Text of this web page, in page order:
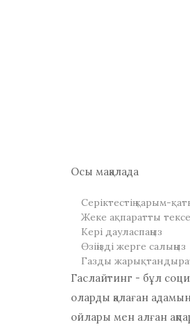
Осы мақалада
Серіктестің қарым-
Жеке ақпаратты
Кері дауласпаңыз
Өзіңізді жерге салыңыз
Газды
Гаслайтинг - бұл
оларды қалаған
ойлары мен алған